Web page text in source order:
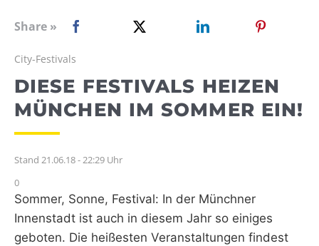
WEBRADIO
Share »
City-Festivals
DIESE FESTIVALS HEIZEN
MÜNCHEN IM SOMMER EIN!
Stand 21.06.18 - 22:29 Uhr
0
Sommer, Sonne, Festival: In der Münchner
Innenstadt ist auch in diesem Jahr so einiges
geboten. Die heißesten Veranstaltungen findest